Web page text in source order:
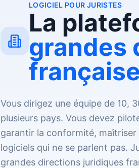
LOGICIEL POUR JURISTES
La
grandes
Vous dirigez une équipe de 10,
plusieurs pays. Vous devez
garantir la conformité,
logiciels qui ne se parlent pas.
grandes directions juridiques